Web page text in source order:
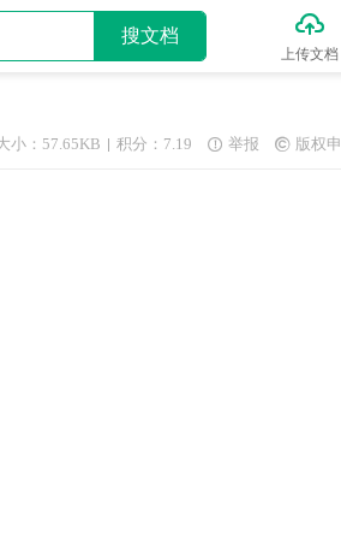
搜文档 
上传文档
小：57.65KB 积分：7.19  举报  版权